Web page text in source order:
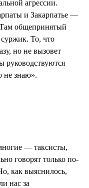
агрессии.
и Закарпатье —
общепринятый
То, что
но не вызовет
руководствуются
не знаю».
— таксисты,
говорят только по-
как выяснилось,
нас за